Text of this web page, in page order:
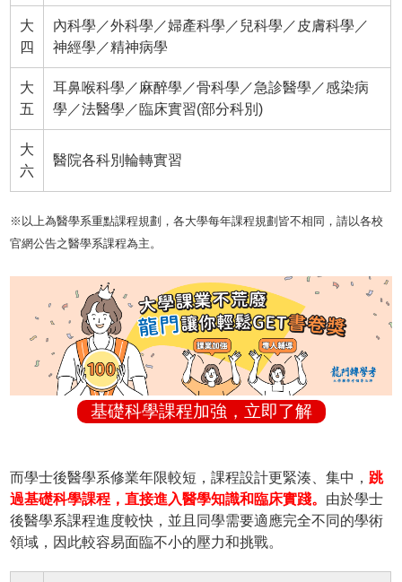
大
四
內科學／外科學／婦產科學／兒科學／皮膚科學／
神經學／精神病學
大
五
耳鼻喉科學／麻醉學／骨科學／急診醫學／感染病
學／法醫學／臨床實習(部分科別)
大
六
醫院各科別輪轉實習
※以上為醫學系重點課程規劃，各大學每年課程規劃皆不相同，請以各校
官網公告之醫學系課程為主。
基礎科學課程加強，立即了解
而學士後醫學系修業年限較短，課程設計更緊湊、集中， 跳
過基礎科學課程，直接進入醫學知識和臨床實踐。 由於學士
後醫學系課程進度較快，並且同學需要適應完全不同的學術
領域，因此較容易面臨不小的壓力和挑戰。